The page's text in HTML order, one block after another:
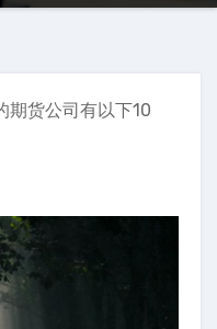
期货公司有以下10